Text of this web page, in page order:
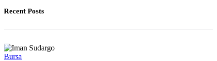
Recent Posts
Bursa